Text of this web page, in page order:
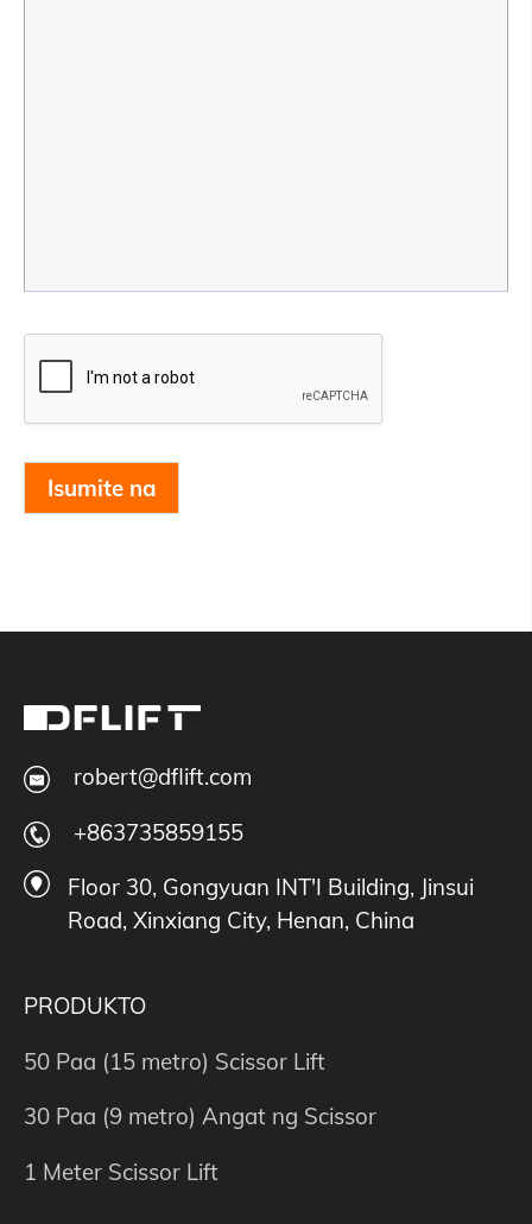
Isumite na
robert@dflift.com
+863735859155
Floor 30, Gongyuan INT'I Building, Jinsui
Road, Xinxiang City, Henan, China
PRODUKTO
50 Paa (15 metro) Scissor Lift
30 Paa (9 metro) Angat ng Scissor
1 Meter Scissor Lift